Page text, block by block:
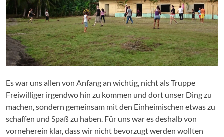
Es war uns allen von Anfang an wichtig, nicht als Truppe
Freiwilliger irgendwo hin zu kommen und dort unser Ding zu
machen, sondern gemeinsam mit den Einheimischen etwas zu
schaffen und Spaß zu haben. Für uns war es deshalb von
vorneherein klar, dass wir nicht bevorzugt werden wollten